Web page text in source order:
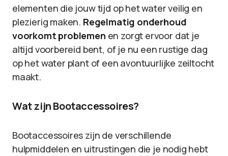
elementen die jouw tijd op het water veilig en
plezierig maken. Regelmatig onderhoud
voorkomt problemen en zorgt ervoor dat je
altijd voorbereid bent, of je nu een rustige dag
op het water plant of een avontuurlijke zeiltocht
maakt.
Wat zijn Bootaccessoires?
Bootaccessoires zijn de verschillende
hulpmiddelen en uitrustingen die je nodig hebt